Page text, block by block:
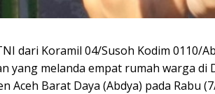
dari Koramil 04/Susoh Kodim 0110/
yang melanda empat rumah warga di
Aceh Barat Daya (Abdya) pada Rabu